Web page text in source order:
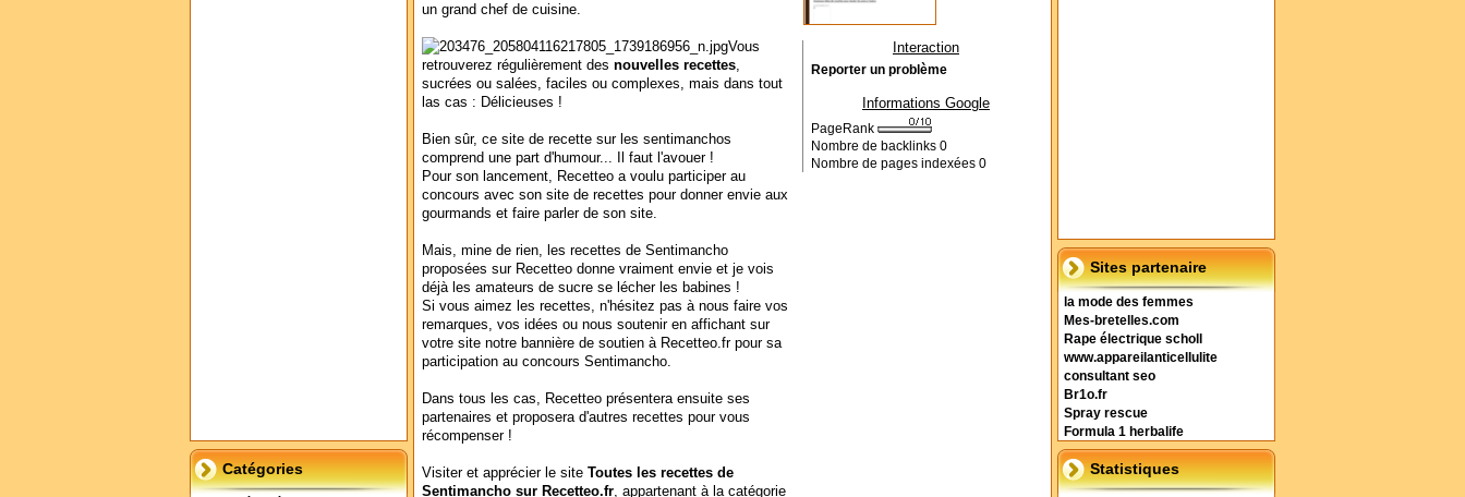
Catégories
Sites partenaire
la mode des femmes
Mes-bretelles.com
Rape électrique scholl
www.appareilanticellulite
consultant seo
Br1o.fr
Spray rescue
Formula 1 herbalife
Statistiques
un grand chef de cuisine.
Vous
retrouverez régulièrement des nouvelles recettes,
sucrées ou salées, faciles ou complexes, mais dans tout
las cas : Délicieuses !
Bien sûr, ce site de recette sur les sentimanchos
comprend une part d'humour... Il faut l'avouer !
Pour son lancement, Recetteo a voulu participer au
concours avec son site de recettes pour donner envie aux
gourmands et faire parler de son site.
Mais, mine de rien, les recettes de Sentimancho
proposées sur Recetteo donne vraiment envie et je vois
déjà les amateurs de sucre se lécher les babines !
Si vous aimez les recettes, n'hésitez pas à nous faire vos
remarques, vos idées ou nous soutenir en affichant sur
votre site notre bannière de soutien à Recetteo.fr pour sa
participation au concours Sentimancho.
Dans tous les cas, Recetteo présentera ensuite ses
partenaires et proposera d'autres recettes pour vous
récompenser !
Visiter et apprécier le site Toutes les recettes de
Sentimancho sur Recetteo.fr, appartenant à la catégorie
Interaction
Reporter un problème
Informations Google
PageRank
Nombre de backlinks 0
Nombre de pages indexées 0